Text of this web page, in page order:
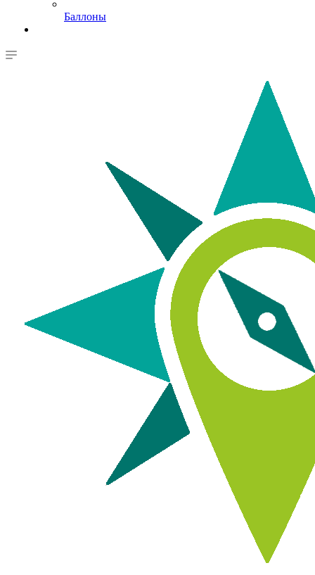
Баллоны